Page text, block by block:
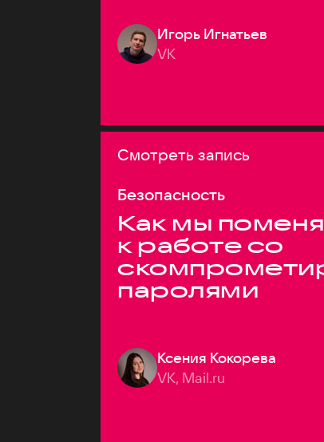
Игорь Игнатьев
VK
Смотреть запись
Безопасность
Как мы
к работе со
паролями
Ксения Кокорева
VK, Mail.ru